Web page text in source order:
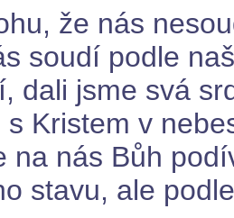
že nás
soudí podle
dali jsme svá
s Kristem v
na nás Bůh
stavu, ale